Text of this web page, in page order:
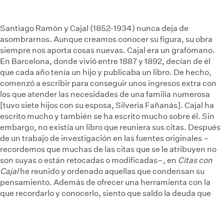
Santiago Ramón y Cajal (1852-1934) nunca deja de
asombrarnos. Aunque creamos conocer su figura, su obra
siempre nos aporta cosas nuevas. Cajal era un grafómano.
En Barcelona, donde vivió entre 1887 y 1892, decían de él
que cada año tenía un hijo y publicaba un libro. De hecho,
comenzó a escribir para conseguir unos ingresos extra con
los que atender las necesidades de una familia numerosa
[tuvo siete hijos con su esposa, Silveria Fañanás]. Cajal ha
escrito mucho y también se ha escrito mucho sobre él. Sin
embargo, no existía un libro que reuniera sus citas. Después
de un trabajo de investigación en las fuentes originales –
recordemos que muchas de las citas que se le atribuyen no
son suyas o están retocadas o modificadas–, en Citas con
Cajalhe reunido y ordenado aquellas que condensan su
pensamiento. Además de ofrecer una herramienta con la
que recordarlo y conocerlo, siento que saldo la deuda que